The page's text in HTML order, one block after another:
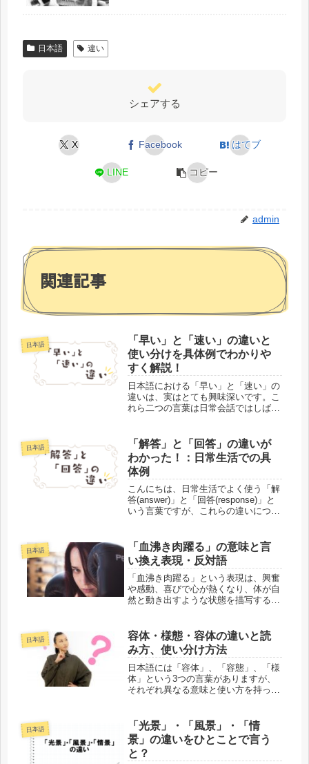
日本語 違い
シェアする
X Facebook はてブ
LINE コピー
admin
関連記事
日本語
「早い」と「速い」の違いと
使い分けを具体例でわかりや
すく解説！
日本語における「早い」と「速い」の
違いは、実はとても興味深いです。こ
れら二つの言葉は日常会話ではしばし
記事では、日常生活で間違えがちな
「早い」と「速い」の違いが直感的に
わか...
日本語
「解答」と「回答」の違いが
わかった！：日常生活での具
体例
こんにちは、日常生活でよく使う「解
答(answer)」と「回答(response)」と
いう言葉ですが、これらの違いについ
う違うのかな？と思ったことはありま
せんか？それでは、...
日本語
「血沸き肉躍る」の意味と言
い換え表現・反対語
「血沸き肉躍る」という表現は、興奮
や感動、喜びで心が熱くなり、体が自
然と動き出すような状態を描写する日
く解説し、日常生活の中でどのような
場面で使われるかを具体的な例文とと
も...
日本語
容体・様態・容体の違いと読
み方、使い分け方法
日本語には「容体」、「容態」、「様
体」という3つの言葉がありますが、
それぞれ異なる意味と使い方を持って
体」、「容態」、「様体」の違い「容
体」、「容態」、「様体」の違いをま
とめる...
日本語
「光景」・「風景」・「情
景」の違いをひとことで言う
と？